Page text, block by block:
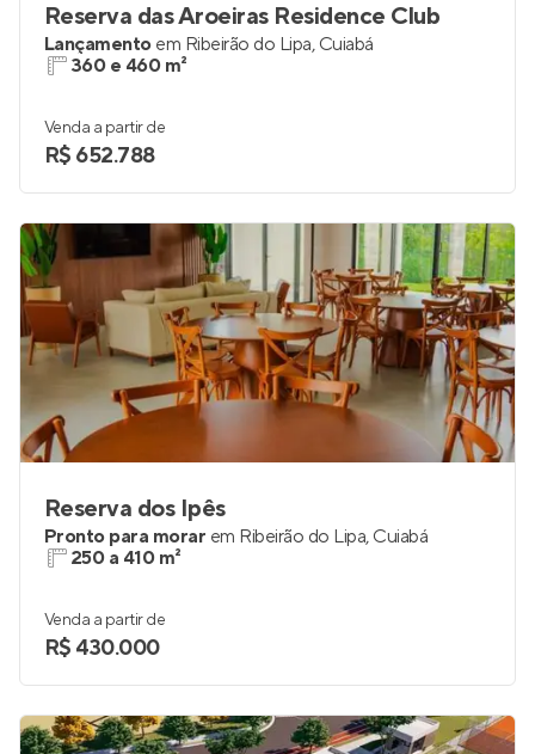
Reserva das Aroeiras Residence Club
Lançamento em Ribeirão do Lipa, Cuiabá
360 e 460 m²
Venda a partir de
R$ 652.788
Reserva dos Ipês
Pronto para morar em Ribeirão do Lipa, Cuiabá
250 a 410 m²
Venda a partir de
R$ 430.000